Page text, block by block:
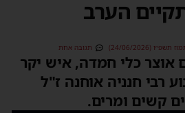
הערב
06/2026) תגובה אחת
כלי חמדה, איש יקר
חנניה אוחנה ז"ל
ומרים.